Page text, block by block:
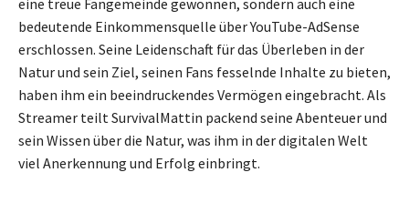
bedeutende Einkommensquelle über YouTube-AdSense
erschlossen. Seine Leidenschaft für das Überleben in der
Natur und sein Ziel, seinen Fans fesselnde Inhalte zu bieten,
haben ihm ein beeindruckendes Vermögen eingebracht. Als
Streamer teilt SurvivalMattin packend seine Abenteuer und
sein Wissen über die Natur, was ihm in der digitalen Welt
viel Anerkennung und Erfolg einbringt.